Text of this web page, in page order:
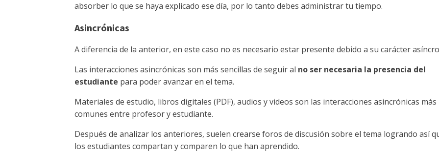
absorber lo que se haya explicado ese día, por lo tanto debes administrar tu tiempo.
Asincrónicas
A diferencia de la anterior, en este caso no es necesario estar presente debido a su carácter
Las interacciones asincrónicas son más sencillas de seguir al no ser necesaria la presencia del
estudiante para poder avanzar en el tema.
Materiales de estudio, libros digitales (PDF), audios y videos son las interacciones asincrónicas más
comunes entre profesor y estudiante.
Después de analizar los anteriores, suelen crearse foros de discusión sobre el tema logrando así
los estudiantes compartan y comparen lo que han aprendido.